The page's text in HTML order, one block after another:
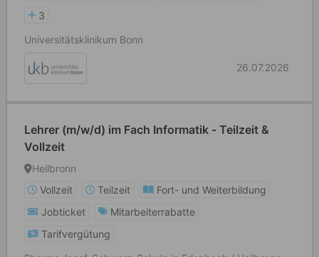
3
Universitätsklinikum Bonn
26.07.2026
Lehrer (m/w/d) im Fach Informatik - Teilzeit &
Vollzeit
Heilbronn
Vollzeit
Teilzeit
Fort- und Weiterbildung
Jobticket
Mitarbeiterrabatte
Tarifvergütung